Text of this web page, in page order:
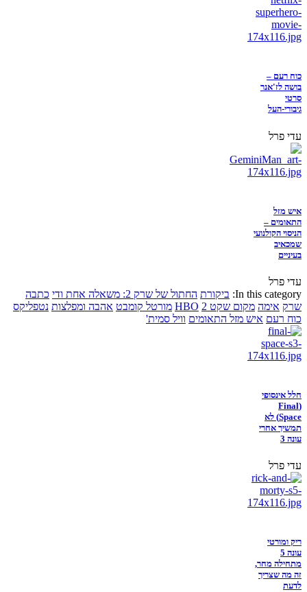
כוח רעם –
בושה לז'אנר
סרטי
גיבורי-העל
עדי פרל
איש מזל
התאומים –
הניסוי הקולנועי
שמכאיב
בעיניים
עדי פרל
In this category: ביקורת החתול של שרק 2: משאלה אחת ודי
כתבה
שרק אימה מקום שקט 2 HBO מורטל קומבט אהבה ומפלצות נטפליקס
כוח רעם איש מזל התאומים וויל סמית'
חלל אינסופי
(Final
Space) לא
תמשיך אחרי
עונה 3
עדי פרל
ריק ומורטי
עונה 5
מתחילה מחר,
זה מה שצריך
לדעת